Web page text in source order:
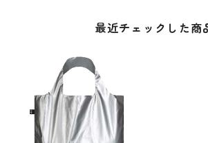
最近チェックした商